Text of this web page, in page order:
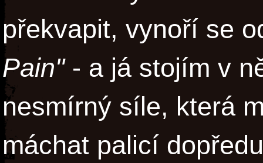
překvapit, vynoří se
Pain"- a já stojím v
nesmírný síle, která
máchat palicí